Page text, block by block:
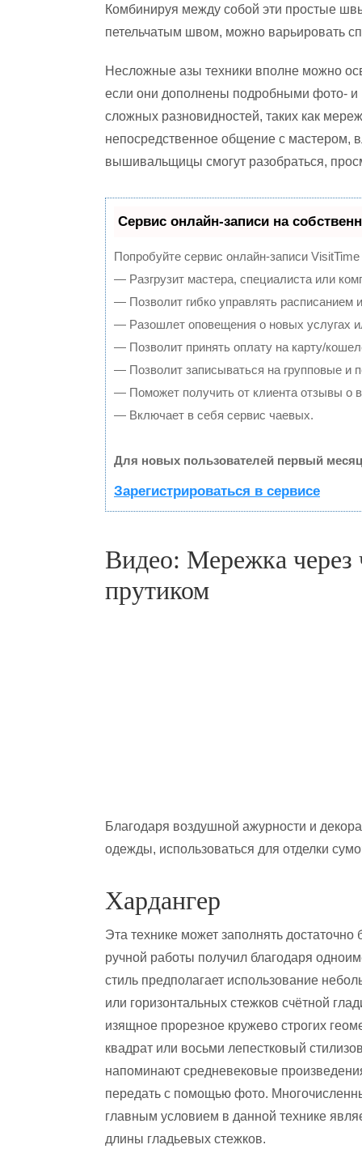
Комбинируя между собой эти простые
петельчатым швом, можно варьировать
Несложные азы техники вполне можно
если они дополнены подробными фото- и
сложных разновидностей, таких как
непосредственное общение с
вышивальщицы смогут разобраться,
Сервис онлайн-записи на
Попробуйте сервис онлайн-записи
— Разгрузит мастера, специалиста или
— Позволит гибко управлять расписанием и
— Разошлет оповещения о новых услугах
— Позволит принять оплату на карту/
— Позволит записываться на групповые и
— Поможет получить от клиента отзывы о
— Включает в себя сервис чаевых.
Для новых пользователей первый
Зарегистрироваться в сервисе
Видео: Мережка через
прутиком
Благодаря воздушной ажурности и
одежды, использоваться для отделки
Хардангер
Эта технике может заполнять
ручной работы получил благодаря
стиль предполагает использование
или горизонтальных стежков счётной
изящное прорезное кружево строгих
квадрат или восьми лепестковый
напоминают средневековые
передать с помощью фото.
главным условием в данной технике
длины гладьевых стежков.